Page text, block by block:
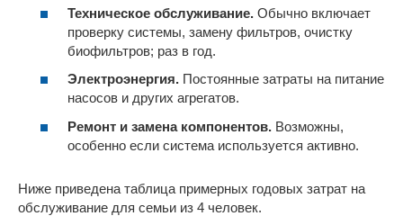
Техническое обслуживание. Обычно включает
проверку системы, замену фильтров, очистку
биофильтров; раз в год.
Электроэнергия. Постоянные затраты на питание
насосов и других агрегатов.
Ремонт и замена компонентов. Возможны,
особенно если система используется активно.
Ниже приведена таблица примерных годовых затрат на
обслуживание для семьи из 4 человек.